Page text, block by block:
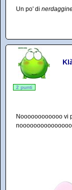
Un po' di
2 punti
Noooooooooooo vi